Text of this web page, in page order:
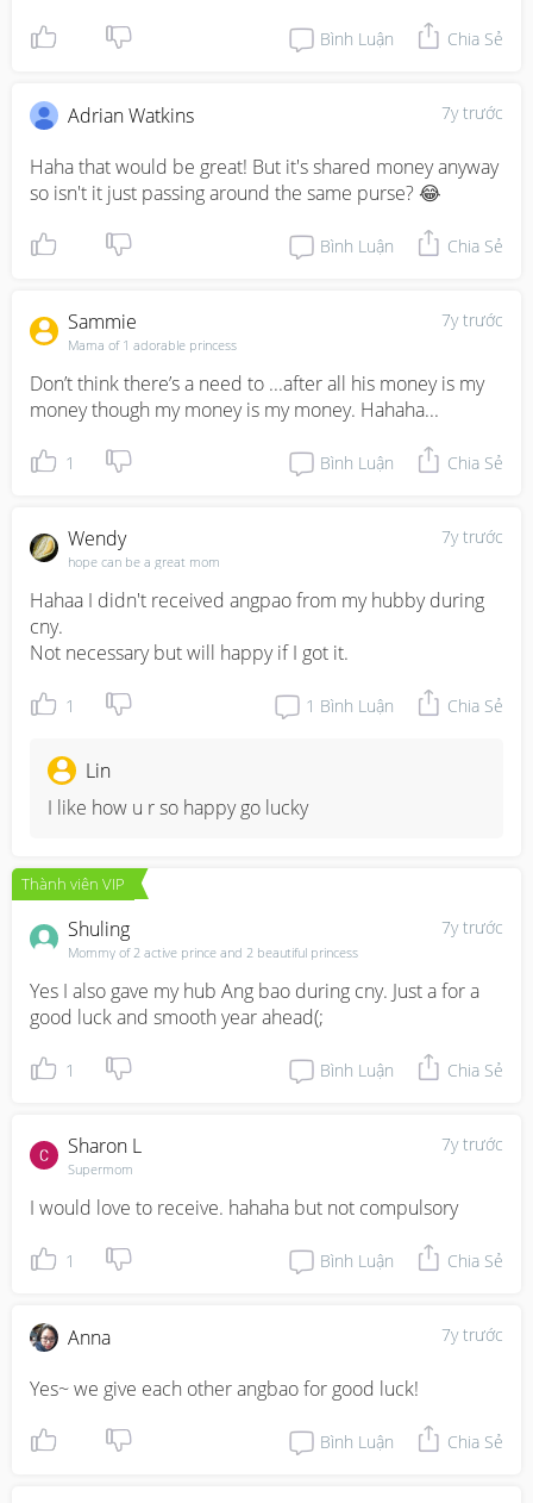
Bình Luận Chia Sẻ
7y trước
Adrian Watkins
Haha that would be great! But it's shared money anyway
so isn't it just passing around the same purse? 😂
Bình Luận Chia Sẻ
7y trước
Sammie
Mama of 1 adorable princess
Don’t think there’s a need to ...after all his money is my
money though my money is my money. Hahaha...
1 Bình Luận Chia Sẻ
7y trước
Wendy
hope can be a great mom
Hahaa I didn't received angpao from my hubby during
cny.
Not necessary but will happy if I got it.
1 1 Bình Luận Chia Sẻ
Lin
I like how u r so happy go lucky
Thành viên VIP
7y trước
Shuling
Mommy of 2 active prince and 2 beautiful princess
Yes I also gave my hub Ang bao during cny. Just a for a
good luck and smooth year ahead(;
1 Bình Luận Chia Sẻ
7y trước
Sharon L
Supermom
I would love to receive. hahaha but not compulsory
1 Bình Luận Chia Sẻ
7y trước
Anna
Yes~ we give each other angbao for good luck!
Bình Luận Chia Sẻ